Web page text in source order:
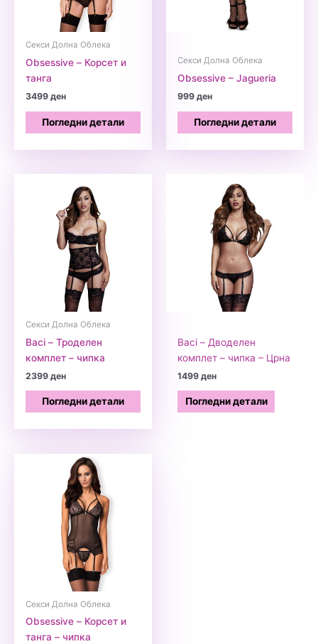
Секси Долна Облека
Obsessive – Корсет и
танга
3499ден
Погледни детали
Секси Долна Облека
Obsessive – Jagueria
999ден
Погледни детали
Секси Долна Облека
Baci – Троделен
комплет – чипка
2399ден
Погледни детали
Baci – Дводелен
комплет – чипка – Црна
1499ден
Погледни детали
Секси Долна Облека
Obsessive – Корсет и
танга – чипка